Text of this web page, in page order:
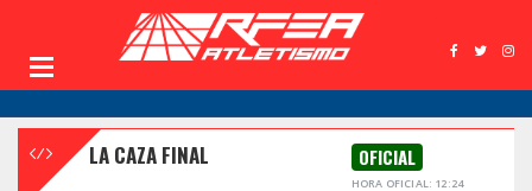
LA CAZA FINAL OFICIAL
HORA OFICIAL: 12:24